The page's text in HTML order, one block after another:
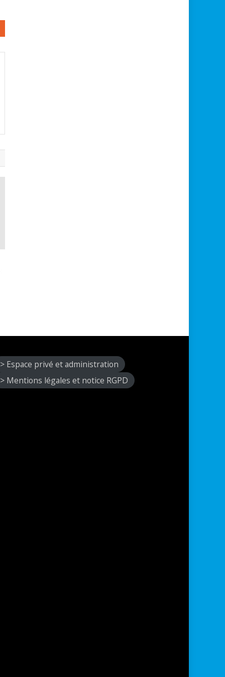
> Espace privé et administration
> Mentions légales et notice RGPD